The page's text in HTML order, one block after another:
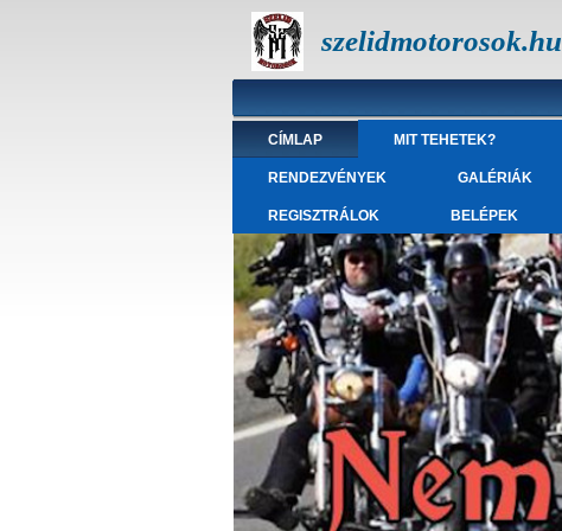
szelidmotorosok.hu
CÍMLAP MIT TEHETEK?
RENDEZVÉNYEK GALÉRIÁK
REGISZTRÁLOK BELÉPEK